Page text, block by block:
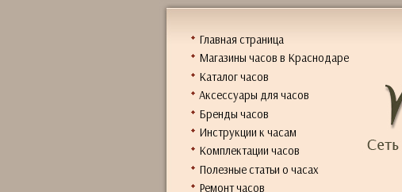
Главная страница
Магазины часов в Краснодаре
Каталог часов
Аксессуары для часов
Бренды часов
Инструкции к часам
Комплектации часов
Полезные статьи о часах
Ремонт часов